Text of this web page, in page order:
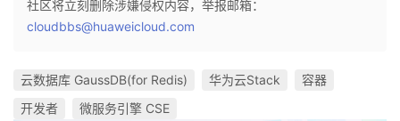
社区将立刻删除涉嫌侵权内容，举报邮箱：
cloudbbs@huaweicloud.com
云数据库 GaussDB(for Redis) 华为云Stack
容器
开发者
微服务引擎 CSE